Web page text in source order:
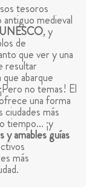
tesoros
medieval
, y
de
que ver y una
resultar
abarque
no temas! El
ofrece una forma
más
tiempo... ¡y
y amables guías
más